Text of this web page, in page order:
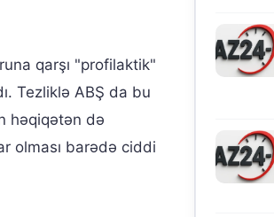
qarşı "profilaktik"
Tezliklə ABŞ da bu
həqiqətən də
olması barədə ciddi